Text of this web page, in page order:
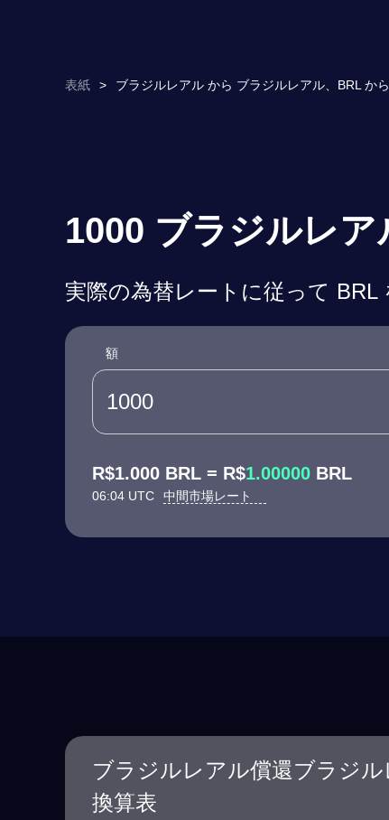
表紙 > ブラジルレアル から ブラジルレアル、BRL か
1000 ブラジルレ
実際の為替レートに従って BRL
額
R$1.000 BRL = R$1.00000 BRL
06:04 UTC 中間市場レート
ブラジルレアル償還ブラジル
換算表